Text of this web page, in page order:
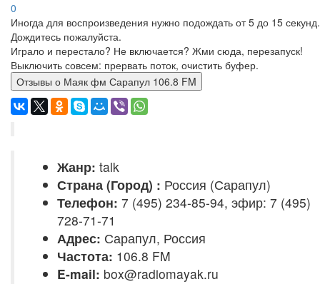
0
Иногда для воспроизведения нужно подождать от 5 до 15 секунд.
Дождитесь пожалуйста.
Играло и перестало? Не включается? Жми сюда, перезапуск!
Выключить совсем: прервать поток, очистить буфер.
Отзывы о Маяк фм Сарапул 106.8 FM
Жанр: talk
Страна (Город) : Россия (Сарапул)
Телефон: 7 (495) 234-85-94, эфир: 7 (495)
728-71-71
Адрес: Сарапул, Россия
Частота: 106.8 FM
E-mail: box@radiomayak.ru